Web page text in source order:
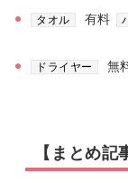
タオル 有料
ドライヤー 無
【まとめ記